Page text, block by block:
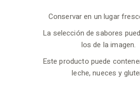
Conservar en un lugar
La selección de sabores
los de la imagen.
Este producto puede
leche, nueces y